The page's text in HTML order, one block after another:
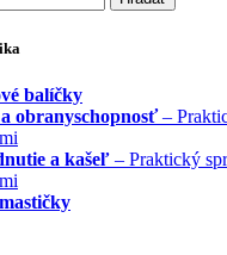
balíčky
obranyschopnosť–
a kašeľ – Praktický